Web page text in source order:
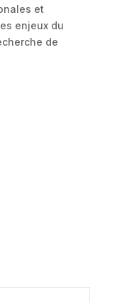
et
enjeux du
de